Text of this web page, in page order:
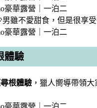
雖不愛甜食，但是很享
體驗
根體驗 ，獵人嚮導帶領